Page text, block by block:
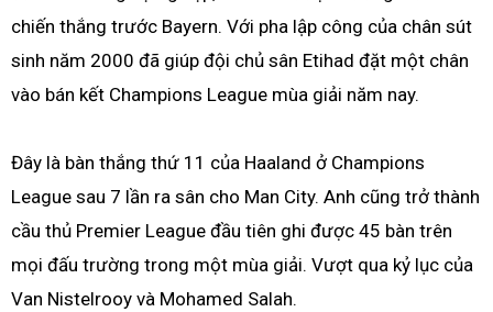
chiến thắng trước Bayern. Với pha lập công của chân sút
sinh năm 2000 đã giúp đội chủ sân Etihad đặt một chân
vào bán kết Champions League mùa giải năm nay.
Đây là bàn thắng thứ 11 của Haaland ở Champions
League sau 7 lần ra sân cho Man City. Anh cũng trở thành
cầu thủ Premier League đầu tiên ghi được 45 bàn trên
mọi đấu trường trong một mùa giải. Vượt qua kỷ lục của
Van Nistelrooy và Mohamed Salah.